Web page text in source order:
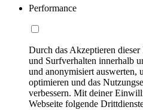
Performance
Durch das Akzeptieren
und Surfverhalten innerhalb
und anonymisiert auswerten,
optimieren und das
verbessern. Mit deiner
Webseite folgende